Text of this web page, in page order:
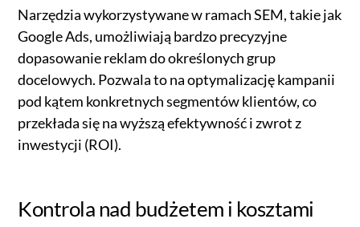
Narzędzia wykorzystywane w ramach SEM, takie jak
Google Ads, umożliwiają bardzo precyzyjne
dopasowanie reklam do określonych grup
docelowych. Pozwala to na optymalizację kampanii
pod kątem konkretnych segmentów klientów, co
przekłada się na wyższą efektywność i zwrot z
inwestycji (ROI).
Kontrola nad budżetem i kosztami